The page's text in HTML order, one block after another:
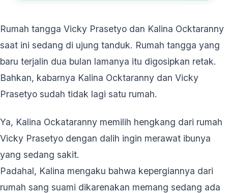
Rumah tangga Vicky Prasetyo dan Kalina Ocktaranny
saat ini sedang di ujung tanduk. Rumah tangga yang
baru terjalin dua bulan lamanya itu digosipkan retak.
Bahkan, kabarnya Kalina Ocktaranny dan Vicky
Prasetyo sudah tidak lagi satu rumah.
Ya, Kalina Ockataranny memilih hengkang dari rumah
Vicky Prasetyo dengan dalih ingin merawat ibunya
yang sedang sakit.
Padahal, Kalina mengaku bahwa kepergiannya dari
rumah sang suami dikarenakan memang sedang ada